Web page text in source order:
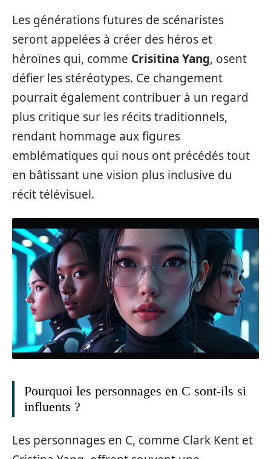
Les générations futures de scénaristes
seront appelées à créer des héros et
héroïnes qui, comme Crisitina Yang, osent
défier les stéréotypes. Ce changement
pourrait également contribuer à un regard
plus critique sur les récits traditionnels,
rendant hommage aux figures
emblématiques qui nous ont précédés tout
en bâtissant une vision plus inclusive du
récit télévisuel.
Pourquoi les personnages en C sont-ils si
influents ?
Les personnages en C, comme Clark Kent et